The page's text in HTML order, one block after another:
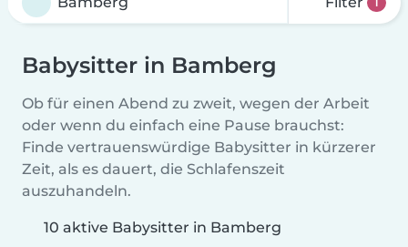
Babysitter in Bamberg
Ob für einen Abend zu zweit, wegen der Arbeit
oder wenn du einfach eine Pause brauchst:
Finde vertrauenswürdige Babysitter in kürzerer
Zeit, als es dauert, die Schlafenszeit
auszuhandeln.
10 aktive Babysitter in Bamberg